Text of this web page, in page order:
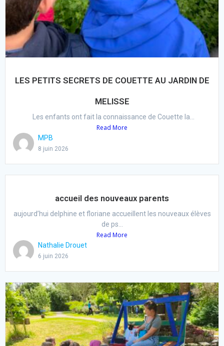
LES PETITS SECRETS DE COUETTE AU JARDIN DE
MELISSE
Les enfants ont fait la connaissance de Couette la...
Read More
MPB
8 juin 2026
accueil des nouveaux parents
aujourd’hui delphine et floriane accueillent les nouveaux élèves
de ps...
Read More
Nathalie Drouet
6 juin 2026